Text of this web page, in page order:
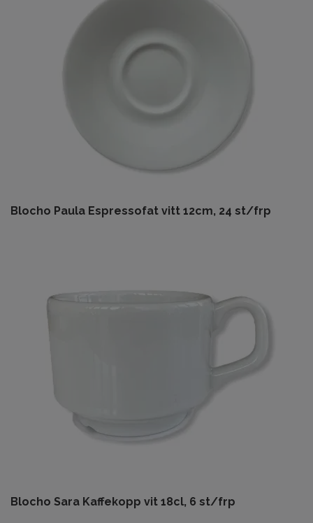
Blocho Paula Espressofat vitt 12cm, 24 st/frp
Blocho Sara Kaffekopp vit 18cl, 6 st/frp